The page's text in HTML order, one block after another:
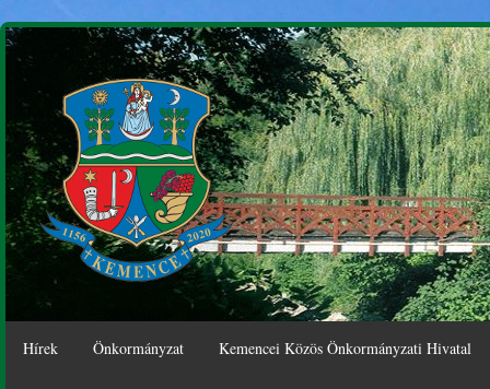
Hírek Önkormányzat Kemencei Közös Önkormányzati Hivatal